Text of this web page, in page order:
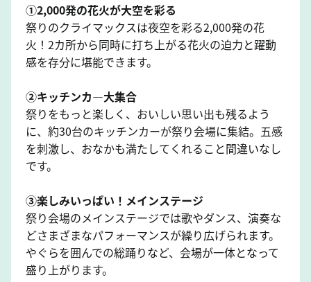
①2,000発の花火が大空を彩る
祭りのクライマックスは夜空を彩る2,000発の花
火！2カ所から同時に打ち上がる花火の迫力と躍動
感を存分に堪能できます。
②キッチンカ―大集合
祭りをもっと楽しく、おいしい思い出も残るよう
に、約30台のキッチンカーが祭り会場に集結。五感
を刺激し、おなかも満たしてくれること間違いなし
です。
③楽しみいっぱい！メインステージ
祭り会場のメインステージでは歌やダンス、演奏な
どさまざまなパフォーマンスが繰り広げられます。
やぐらを囲んでの総踊りなど、会場が一体となって
盛り上がります。